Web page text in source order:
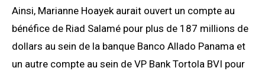
Ainsi, Marianne Hoayek aurait ouvert un compte au
bénéfice de Riad Salamé pour plus de 187 millions de
dollars au sein de la banque Banco Allado Panama et
un autre compte au sein de VP Bank Tortola BVI pour